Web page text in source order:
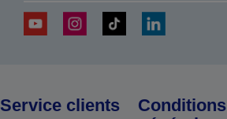
Service clients
Conditions